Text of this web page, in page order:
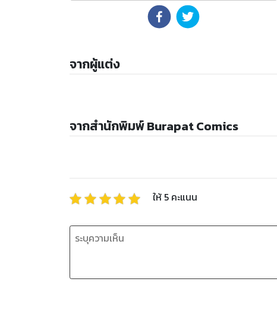
จากผู้แต่ง
จากสำนักพิมพ์ Burapat Comics
ให้ 5 คะแนน